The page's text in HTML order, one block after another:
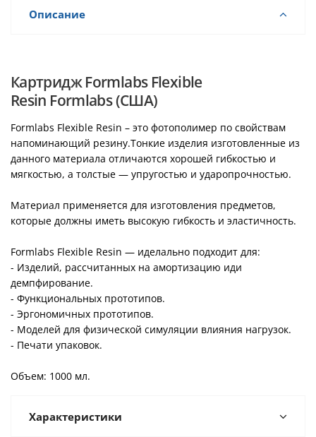
Описание
Картридж Formlabs Flexible
Resin Formlabs (США)
Formlabs Flexible Resin – это фотополимер по свойствам
напоминающий резину.Тонкие изделия изготовленные из
данного материала отличаются хорошей гибкостью и
мягкостью, а толстые — упругостью и ударопрочностью.
Материал применяется для изготовления предметов,
которые должны иметь высокую гибкость и эластичность.
Formlabs Flexible Resin — иделально подходит для:
- Изделий, рассчитанных на амортизацию иди
демпфирование.
- Функциональных прототипов.
- Эргономичных прототипов.
- Моделей для физической симуляции влияния нагрузок.
- Печати упаковок.
Объем: 1000 мл.
Характеристики